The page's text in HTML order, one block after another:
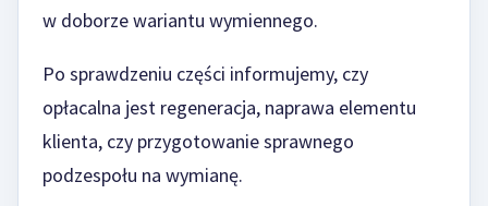
w doborze wariantu wymiennego.
Po sprawdzeniu części informujemy, czy
opłacalna jest regeneracja, naprawa elementu
klienta, czy przygotowanie sprawnego
podzespołu na wymianę.